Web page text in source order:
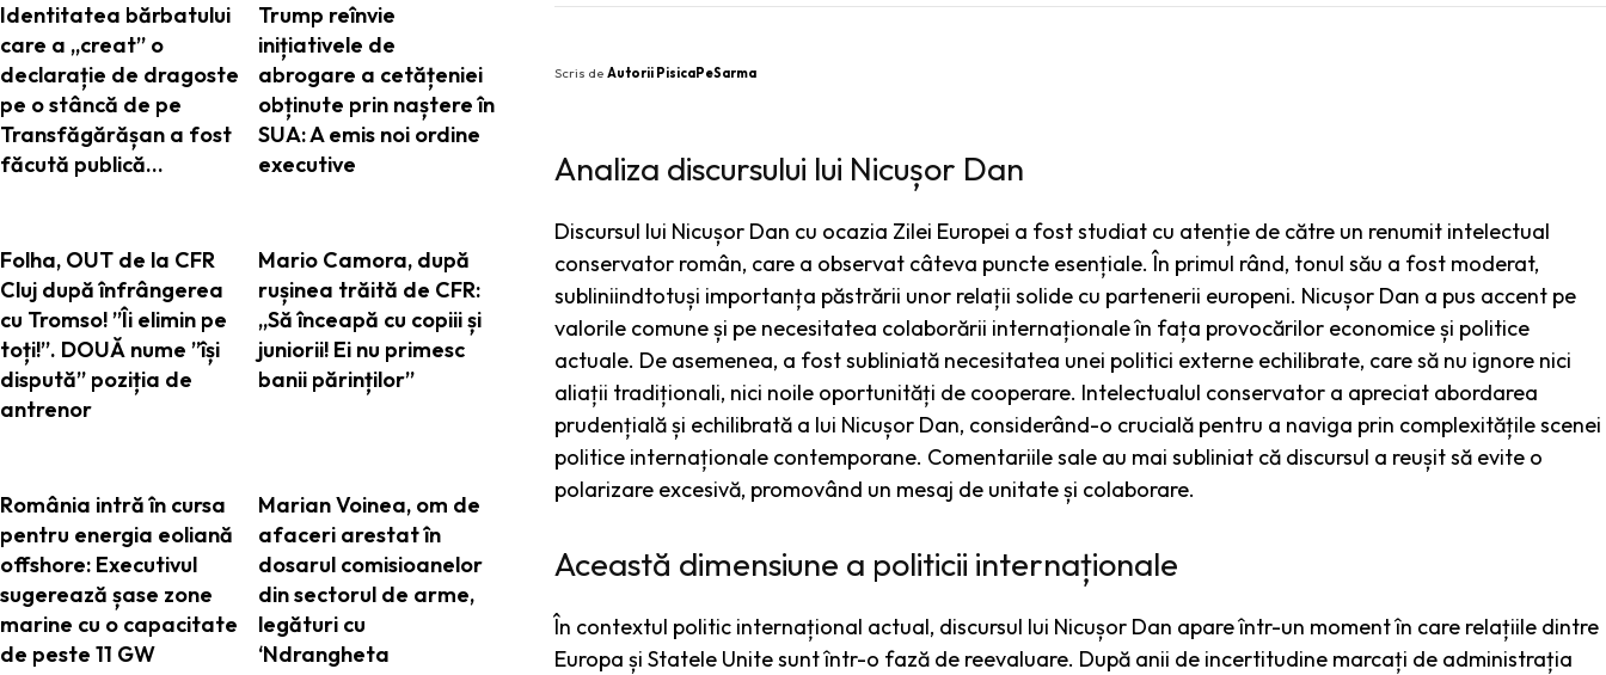
Identitatea bărbatului
care a „creat” o
declarație de dragoste
pe o stâncă de pe
Transfăgărășan a fost
făcută publică…
Trump reînvie
inițiativele de
abrogare a cetățeniei
obținute prin naștere în
SUA: A emis noi ordine
executive
Folha, OUT de la CFR
Cluj după înfrângerea
cu Tromso! ”Îi elimin pe
toți!”. DOUĂ nume ”își
dispută” poziția de
antrenor
Mario Camora, după
rușinea trăită de CFR:
„Să înceapă cu copiii și
juniorii! Ei nu primesc
banii părinților”
România intră în cursa
pentru energia eoliană
offshore: Executivul
sugerează șase zone
marine cu o capacitate
de peste 11 GW
Marian Voinea, om de
afaceri arestat în
dosarul comisioanelor
din sectorul de arme,
legături cu
‘Ndrangheta
Scris de Autorii PisicaPeSarma
Analiza discursului lui Nicușor Dan
Discursul lui Nicușor Dan cu ocazia Zilei Europei a fost studiat cu atenție de către un renumit intelectual
conservator român, care a observat câteva puncte esențiale. În primul rând, tonul său a fost moderat,
subliniindtotuși importanța păstrării unor relații solide cu partenerii europeni. Nicușor Dan a pus accent pe
valorile comune și pe necesitatea colaborării internaționale în fața provocărilor economice și politice
actuale. De asemenea, a fost subliniată necesitatea unei politici externe echilibrate, care să nu ignore nici
aliații tradiționali, nici noile oportunități de cooperare. Intelectualul conservator a apreciat abordarea
prudențială și echilibrată a lui Nicușor Dan, considerând-o crucială pentru a naviga prin complexitățile scenei
politice internaționale contemporane. Comentariile sale au mai subliniat că discursul a reușit să evite o
polarizare excesivă, promovând un mesaj de unitate și colaborare.
Această dimensiune a politicii internaționale
În contextul politic internațional actual, discursul lui Nicușor Dan apare într-un moment în care relațiile dintre
Europa și Statele Unite sunt într-o fază de reevaluare. După anii de incertitudine marcați de administrația